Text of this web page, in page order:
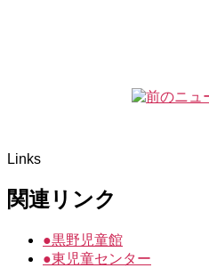
Links
関連リンク
●黒野児童館
●東児童センター